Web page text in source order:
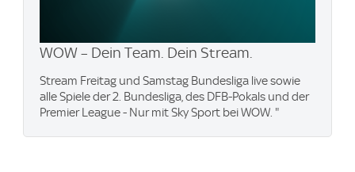
WOW – Dein Team. Dein Stream.
Stream Freitag und Samstag Bundesliga live sowie
alle Spiele der 2. Bundesliga, des DFB-Pokals und der
Premier League - Nur mit Sky Sport bei WOW. "